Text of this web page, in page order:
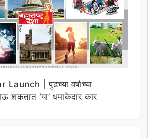
| पुढच्या वर्षाच्या
शकतात ‘या’ धमाकेदार कार